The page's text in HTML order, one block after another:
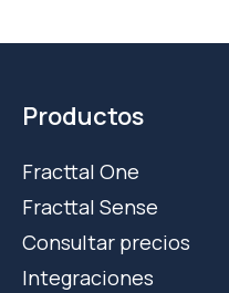
Productos
Fracttal One
Fracttal Sense
Consultar precios
Integraciones